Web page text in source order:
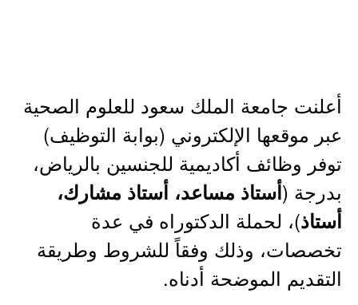
أعلنت جامعة الملك سعود للعلوم الصحية
عبر موقعها الإلكتروني (بوابة التوظيف)
توفر وظائف أكاديمية للجنسين بالرياض،
بدرجة (أستاذ مساعد، أستاذ مشارك،
أستاذ)، لحملة الدكتوراه في عدة
تخصصات، وذلك وفقاً للشروط وطريقة
التقديم الموضحة أدناه.